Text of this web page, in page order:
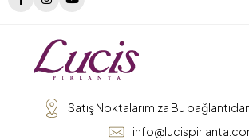
Satış Noktalarımıza Bu